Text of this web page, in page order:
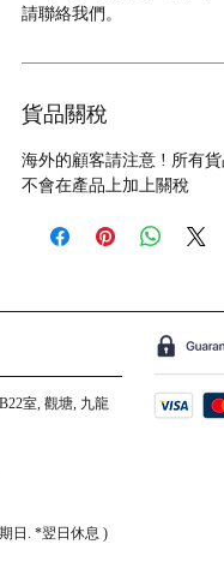
請聯絡我們。
貨品關稅
海外的顧客請注意 ! 所有
不會在產品上加上關稅
室, 觀塘, 九龍
日. *翌日休息 )